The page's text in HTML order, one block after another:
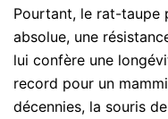
Pourtant, le rat-taupe
absolue, une
lui confère une
record pour un
décennies, la souris